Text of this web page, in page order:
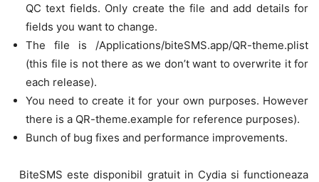
QC text fields. Only create the file and add details for
fields you want to change.
The file is /Applications/biteSMS.app/QR-theme.plist
(this file is not there as we don’t want to overwrite it for
each release).
You need to create it for your own purposes. However
there is a QR-theme.example for reference purposes).
Bunch of bug fixes and performance improvements.
BiteSMS este disponibil gratuit in Cydia si functioneaza